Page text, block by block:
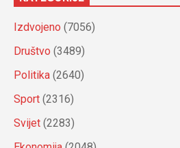
Izdvojeno (7056)
Društvo (3489)
Politika (2640)
Sport (2316)
Svijet (2283)